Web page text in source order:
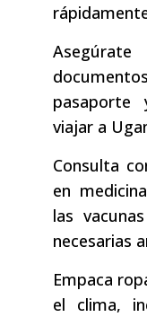
viajar a
Consulta
en
las
necesarias
Empaca
el clima,